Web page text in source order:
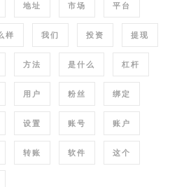
地址 市场 平台
样 我们 投资 提现
方法 是什么 杠杆
用户 粉丝 绑定
设置 账号 账户
转账 软件 这个